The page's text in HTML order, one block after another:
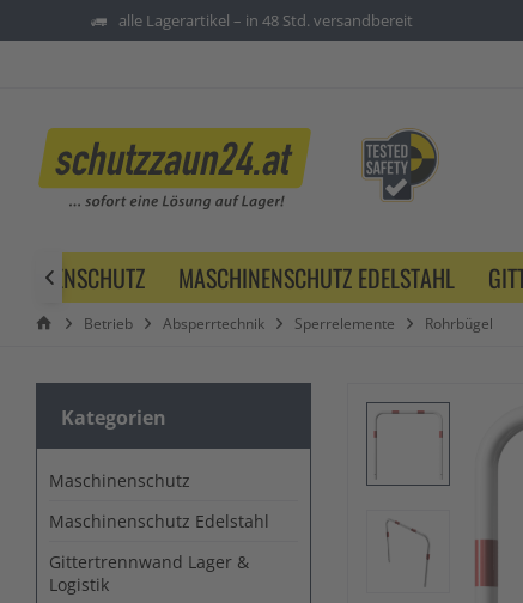
alle Lagerartikel – in 48 Std. versandbereit
MASCHINENSCHUTZ EDELSTAHL

Betrieb Absperrtechnik Sperrelemente Rohrbügel
Kategorien
Maschinenschutz
Maschinenschutz Edelstahl
Gittertrennwand Lager &
Logistik